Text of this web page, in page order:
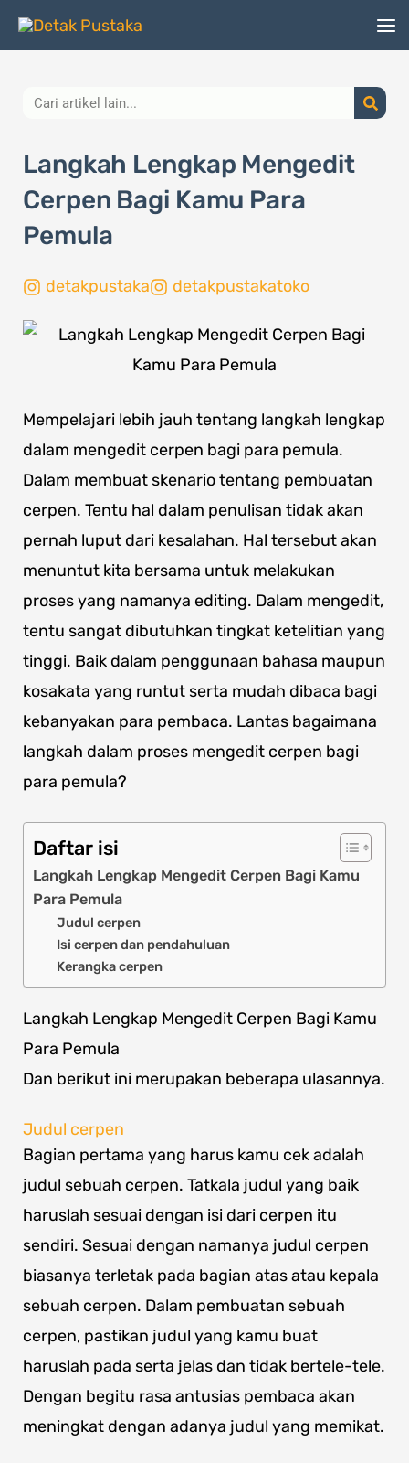
Lewati
Search
Langkah Lengkap Mengedit
Cerpen Bagi Kamu Para
Pemula
detakpustaka detakpustakatoko
Mempelajari lebih jauh tentang langkah lengkap
dalam mengedit cerpen bagi para pemula.
Dalam membuat skenario tentang pembuatan
cerpen. Tentu hal dalam penulisan tidak akan
pernah luput dari kesalahan. Hal tersebut akan
menuntut kita bersama untuk melakukan
proses yang namanya editing. Dalam mengedit,
tentu sangat dibutuhkan tingkat ketelitian yang
tinggi. Baik dalam penggunaan bahasa maupun
kosakata yang runtut serta mudah dibaca bagi
kebanyakan para pembaca. Lantas bagaimana
langkah dalam proses mengedit cerpen bagi
para pemula?
Daftar isi
Langkah Lengkap Mengedit Cerpen Bagi Kamu
Para Pemula
Judul cerpen
Isi cerpen dan pendahuluan
Kerangka cerpen
Langkah Lengkap Mengedit Cerpen Bagi Kamu
Para Pemula
Dan berikut ini merupakan beberapa ulasannya.
Judul cerpen
Bagian pertama yang harus kamu cek adalah
judul sebuah cerpen. Tatkala judul yang baik
haruslah sesuai dengan isi dari cerpen itu
sendiri. Sesuai dengan namanya judul cerpen
biasanya terletak pada bagian atas atau kepala
sebuah cerpen. Dalam pembuatan sebuah
cerpen, pastikan judul yang kamu buat
haruslah pada serta jelas dan tidak bertele-tele.
Dengan begitu rasa antusias pembaca akan
meningkat dengan adanya judul yang memikat.